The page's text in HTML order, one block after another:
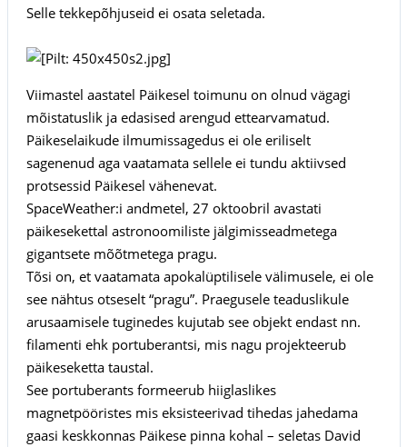
Selle tekkepõhjuseid ei osata seletada.
Viimastel aastatel Päikesel toimunu on olnud vägagi
mõistatuslik ja edasised arengud ettearvamatud.
Päikeselaikude ilmumissagedus ei ole eriliselt
sagenenud aga vaatamata sellele ei tundu aktiivsed
protsessid Päikesel vähenevat.
SpaceWeather:i andmetel, 27 oktoobril avastati
päikesekettal astronoomiliste jälgimisseadmetega
gigantsete mõõtmetega pragu.
Tõsi on, et vaatamata apokalüptilisele välimusele, ei ole
see nähtus otseselt “pragu”. Praegusele teaduslikule
arusaamisele tuginedes kujutab see objekt endast nn.
filamenti ehk portuberantsi, mis nagu projekteerub
päikeseketta taustal.
See portuberants formeerub hiiglaslikes
magnetpööristes mis eksisteerivad tihedas jahedama
gaasi keskkonnas Päikese pinna kohal – seletas David